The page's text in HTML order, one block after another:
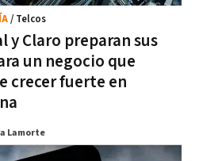
y Claro preparan sus
un negocio que
crecer fuerte en
/ Telcos
Lamorte